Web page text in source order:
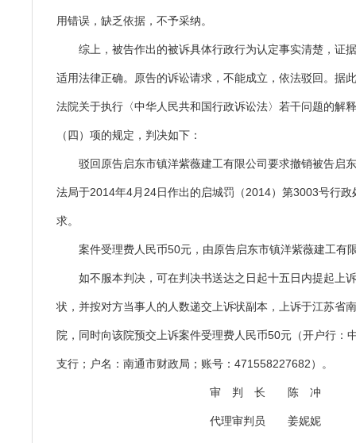
用错误，缺乏依据，不予采纳。
综上，被告作出的被诉具体行政行为认定事实清楚，证
适用法律正确。原告的诉讼请求，不能成立，依法驳回。据
法院关于执行〈中华人民共和国行政诉讼法〉若干问题的解
（四）项的规定，判决如下：
驳回原告启东市镇洋紫薇建工有限公司要求撤销被告启
法局于2014年4月24日作出的启城罚（2014）第3003号行政
求。
案件受理费人民币50元，由原告启东市镇洋紫薇建工有
如不服本判决，可在判决书送达之日起十五日内提起上
状，并按对方当事人的人数递交上诉状副本，上诉于江苏省
院，同时向该院预交上诉案件受理费人民币50元（开户行：
支行；户名：南通市财政局；账号：471558227682）。
审 判 长 陈 冲
代理审判员 姜妮妮